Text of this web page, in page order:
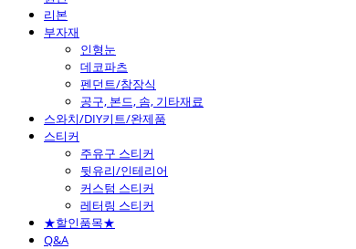
리본
부자재
인형눈
데코파츠
펜던트/참장식
공구, 본드, 솜, 기타재료
스와치/DIY키트/완제품
스티커
주유구 스티커
뒷유리/인테리어
커스텀 스티커
레터링 스티커
★할인품목★
Q&A